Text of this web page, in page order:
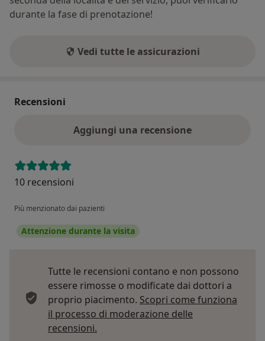
durante la fase di prenotazione!
Vedi tutte le assicurazioni
Recensioni
Aggiungi una recensione
10 recensioni
Più menzionato dai pazienti
Attenzione durante la visita
Tutte le recensioni contano e non possono
essere rimosse o modificate dai dottori a
proprio piacimento. Scopri come funziona
il processo di moderazione delle
recensioni.